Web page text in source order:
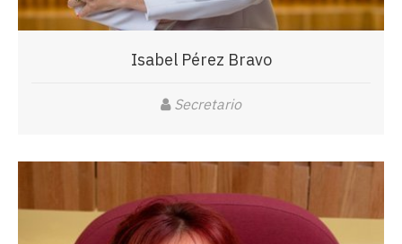
Isabel Pérez Bravo
Secretario